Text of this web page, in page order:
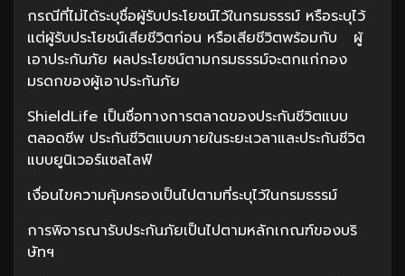
กรณีที่ไม่ได้ระบุชื่อผู้รับประโยชน์ไว้ในกรมธรรม์ หรือระบุไว้
แต่ผู้รับประโยชน์เสียชีวิตก่อน หรือเสียชีวิตพร้อมกับ ผู้
เอาประกันภัย ผลประโยชน์ตามกรมธรรม์จะตกแก่กอง
มรดกของผู้เอาประกันภัย
ShieldLife เป็นชื่อทางการตลาดของประกันชีวิตแบบ
ตลอดชีพ ประกันชีวิตแบบภายในระยะเวลาและประกันชีวิต
แบบยูนิเวอร์แซลไลฟ์
เงื่อนไขความคุ้มครองเป็นไปตามที่ระบุไว้ในกรมธรรม์
การพิจารณารับประกันภัยเป็นไปตามหลักเกณฑ์ของบริ
ษัทฯ